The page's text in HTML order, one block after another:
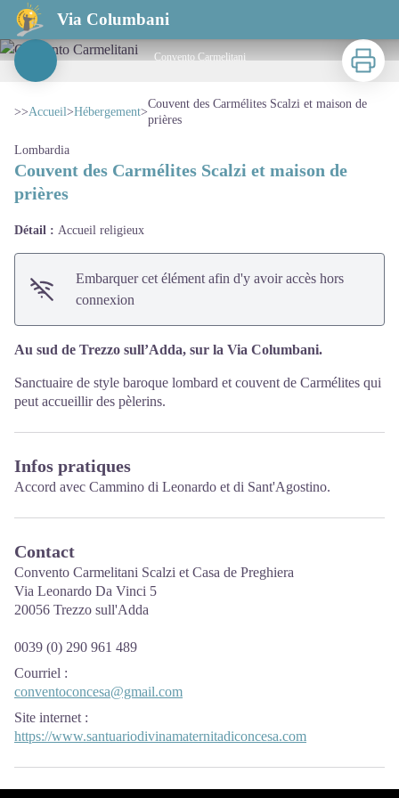
Via Columbani
Couvent des Carmélites Scalzi et maison de prières
Convento Carmelitani
Imprimer
>>Accueil>Hébergement>
Couvent des Carmélites Scalzi et maison de
prières
Lombardia
Couvent des Carmélites Scalzi et maison de
prières
Détail : Accueil religieux
Embarquer cet élément afin d'y avoir accès hors
connexion
Au sud de Trezzo sull’Adda, sur la Via Columbani.
Sanctuaire de style baroque lombard et couvent de Carmélites qui
peut accueillir des pèlerins.
Infos pratiques
Accord avec Cammino di Leonardo et di Sant'Agostino.
Contact
Convento Carmelitani Scalzi et Casa de Preghiera
Via Leonardo Da Vinci 5
20056 Trezzo sull'Adda
0039 (0) 290 961 489
Courriel :
conventoconcesa@gmail.com
Site internet :
https://www.santuariodivinamaternitadiconcesa.com